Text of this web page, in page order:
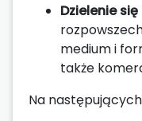
Dzielenie się
medium i
także
Na